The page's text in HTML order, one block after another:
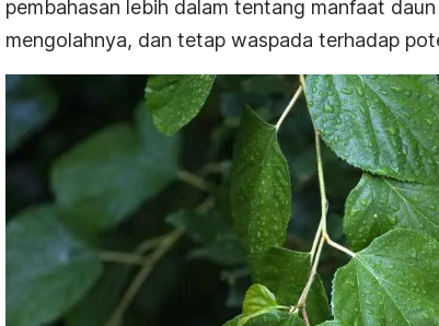
pembahasan lebih dalam tentang manfaat
mengolahnya, dan tetap waspada terhadap